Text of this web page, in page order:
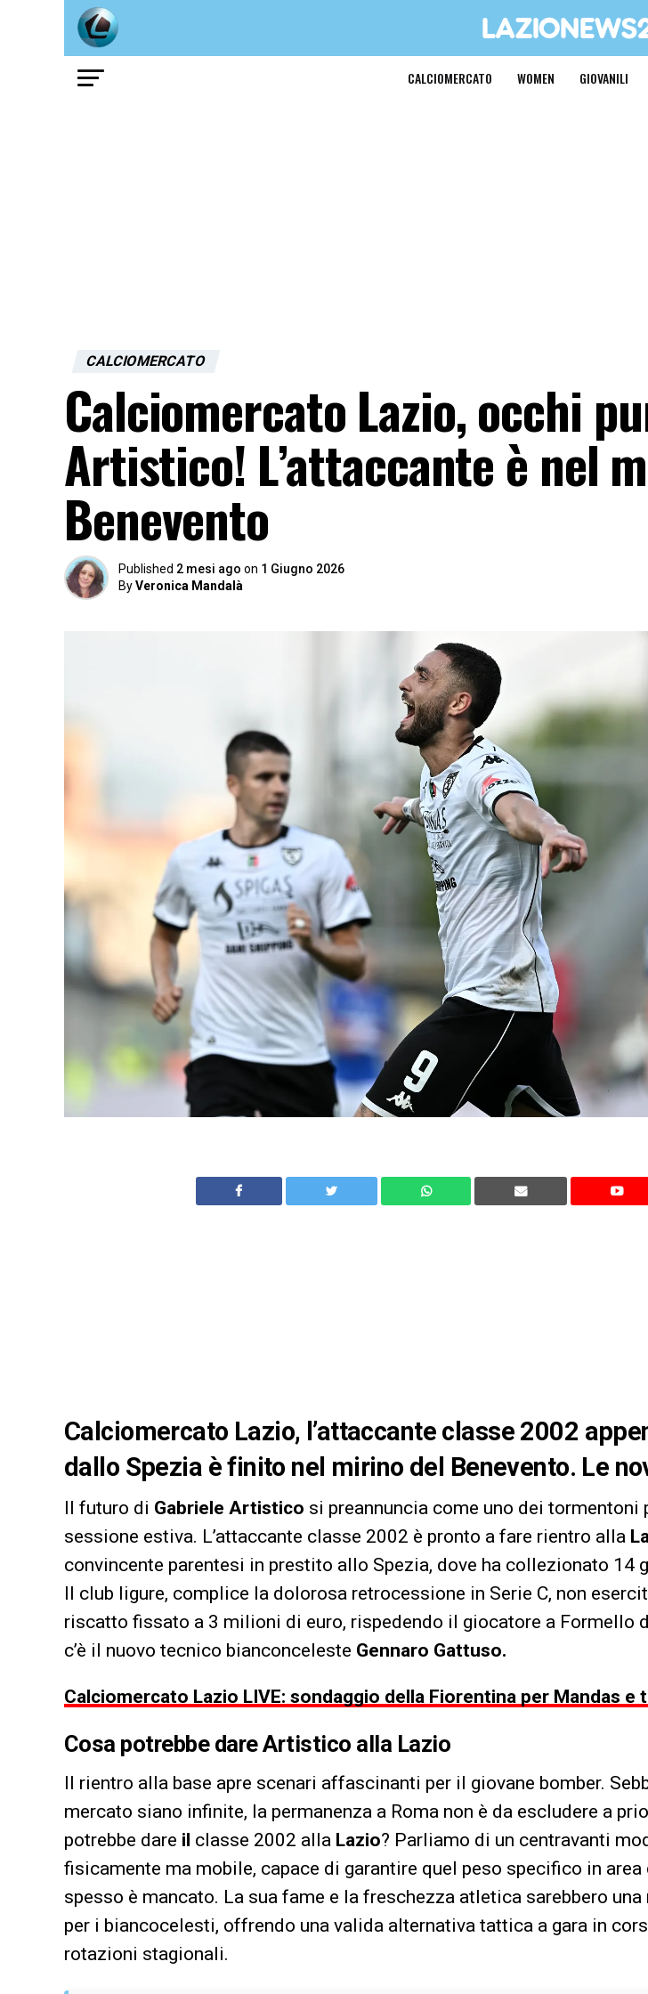
CALCIOMERCATO WOMEN GIOVANILI
CALCIOMERCATO
Calciomercato Lazio, occhi
Artistico! L’attaccante è nel
Benevento
Published 2 mesi ago on 1 Giugno 2026
ByVeronica Mandalà
Calciomercato Lazio, l’attaccante classe 2002
dallo Spezia è finito nel mirino del Benevento. Le
Il futuro di Gabriele Artistico si preannuncia come uno dei tormentoni
sessione estiva. L’attaccante classe 2002 è pronto a fare rientro alla
convincente parentesi in prestito allo Spezia, dove ha collezionato 14
Il club ligure, complice la dolorosa retrocessione in Serie C, non
riscatto fissato a 3 milioni di euro, rispedendo il giocatore a Formello
c’è il nuovo tecnico bianconceleste Gennaro Gattuso.
Calciomercato Lazio LIVE: sondaggio della Fiorentina per Mandas e
Cosa potrebbe dare Artistico alla Lazio
Il rientro alla base apre scenari affascinanti per il giovane bomber.
mercato siano infinite, la permanenza a Roma non è da escludere a
potrebbe dare il classe 2002 alla Lazio? Parliamo di un centravanti
fisicamente ma mobile, capace di garantire quel peso specifico in area
spesso è mancato. La sua fame e la freschezza atletica sarebbero
per i biancocelesti, offrendo una valida alternativa tattica a gara in
rotazioni stagionali.